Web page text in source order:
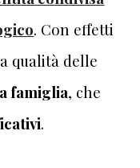
. Con effetti
a qualità delle
famiglia, che
.